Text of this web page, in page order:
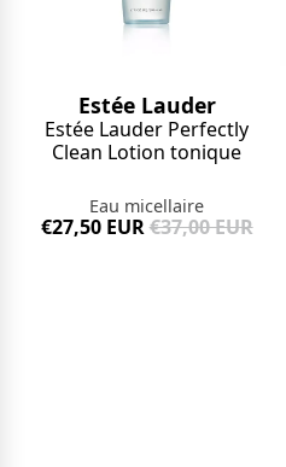
Estée Lauder
Estée Lauder Perfectly
Clean Lotion tonique
Eau micellaire
€27,50 EUR€37,00 EUR